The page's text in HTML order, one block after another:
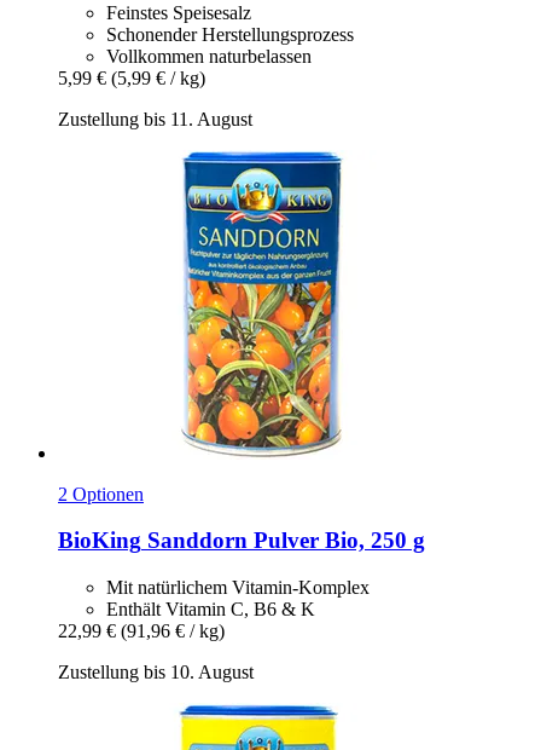
Feinstes Speisesalz
Schonender Herstellungsprozess
Vollkommen naturbelassen
5,99 € (5,99 € / kg)
Zustellung bis 11. August
2 Optionen
BioKing Sanddorn Pulver Bio, 250 g
Mit natürlichem Vitamin-Komplex
Enthält Vitamin C, B6 & K
22,99 € (91,96 € / kg)
Zustellung bis 10. August